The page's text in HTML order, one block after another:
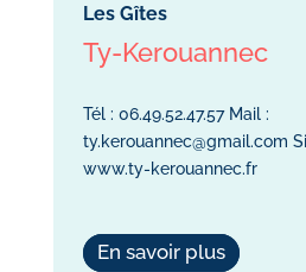
Les Gîtes
Ty-Kerouannec
Tél : 06.49.52.47.57 Mail :
ty.kerouannec@gmail.com
www.ty-kerouannec.fr
En savoir plus